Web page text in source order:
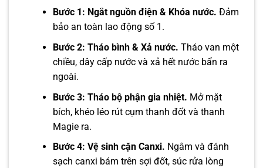
Bước 1: Ngắt nguồn điện & Khóa nước. Đảm
bảo an toàn lao động số 1.
Bước 2: Tháo bình & Xả nước. Tháo van một
chiều, dây cấp nước và xả hết nước bẩn ra
ngoài.
Bước 3: Tháo bộ phận gia nhiệt. Mở mặt
bích, khéo léo rút cụm thanh đốt và thanh
Magie ra.
Bước 4: Vệ sinh cặn Canxi. Ngâm và đánh
sạch canxi bám trên sợi đốt, súc rửa lòng